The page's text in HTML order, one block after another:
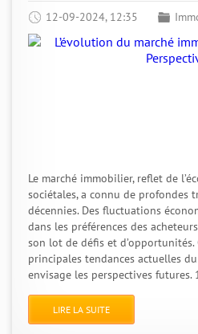
12-09-2024, 12:35
Le marché immobilier, reflet de
sociétales, a connu de profondes
décennies. Des fluctuations
dans les préférences des
son lot de défis et
principales tendances actuelles
envisage les perspectives futures.
LIRE LA SUITE